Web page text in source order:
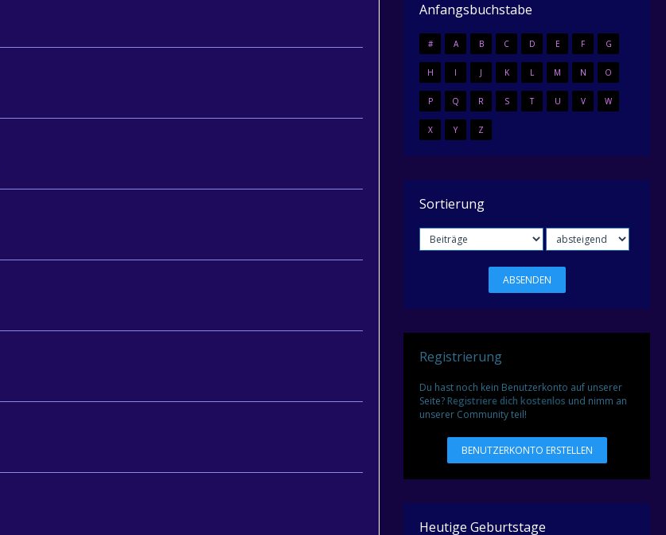
Anfangsbuchstabe
# A B C D E F G
H I J K L M N O
P Q R S T U V W
X Y Z
Sortierung
Registrierung
Du hast noch kein Benutzerkonto auf unserer
Seite?Registriere dich kostenlos und nimm an
unserer Community teil!
BENUTZERKONTO ERSTELLEN
Heutige Geburtstage